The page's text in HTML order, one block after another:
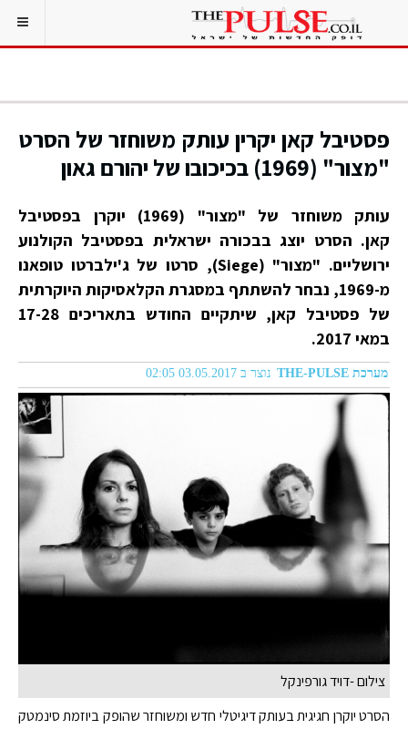
פסטיבל קאן יקרין עותק משוחזר של הסרט
"מצור" (1969) בכיכובו של יהורם גאון
עותק משוחזר של "מצור" (1969) יוקרן בפסטיבל
קאן. הסרט יוצג בבכורה ישראלית בפסטיבל הקולנוע
ירושליים. "מצור" (Siege), סרטו של ג'ילברטו טופאנו
מ-1969, נבחר להשתתף במסגרת הקלאסיקות היוקרתית
של פסטיבל קאן, שיתקיים החודש בתאריכים 17-28
במאי 2017.
מערכת THE-PULSE נוצר ב 03.05.2017 02:05
צילום -דויד גורפינקל
הסרט יוקרן חגיגית בעותק דיגיטלי חדש ומשוחזר שהופק ביוזמת סינמטק